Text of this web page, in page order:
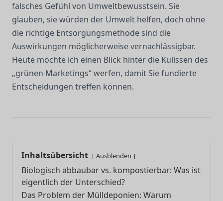
falsches Gefühl von Umweltbewusstsein. Sie
glauben, sie würden der Umwelt helfen, doch ohne
die richtige Entsorgungsmethode sind die
Auswirkungen möglicherweise vernachlässigbar.
Heute möchte ich einen Blick hinter die Kulissen des
„grünen Marketings“ werfen, damit Sie fundierte
Entscheidungen treffen können.
Inhaltsübersicht Ausblenden
Biologisch abbaubar vs. kompostierbar: Was ist
eigentlich der Unterschied?
Das Problem der Mülldeponien: Warum